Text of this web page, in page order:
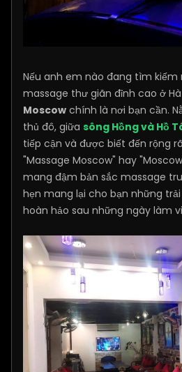
Nếu anh em nào đang tìm kiếm
massage thư giãn đỉnh cao ở Hà
Moscow chính là nơi bạn cần.
thủ đô, giữa sông Hồng và Hồ
tiếp cận và được biết đến rộng
"Massage Moscow" hay
mang đậm bản sắc massage
hẹn mang lại cho bạn những
hoàn hảo sau những ngày làm